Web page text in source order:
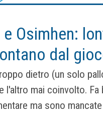
e Osimhen:
dal
dietro (un solo
l'altro mai coinvolto. Fa
ma sono